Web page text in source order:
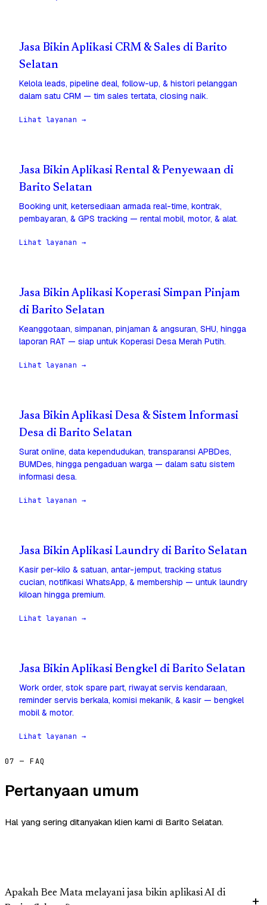
Jasa Bikin Aplikasi CRM & Sales di Barito
Selatan
Kelola leads, pipeline deal, follow-up, & histori pelanggan
dalam satu CRM — tim sales tertata, closing naik.
Lihat layanan →
Jasa Bikin Aplikasi Rental & Penyewaan di
Barito Selatan
Booking unit, ketersediaan armada real-time, kontrak,
pembayaran, & GPS tracking — rental mobil, motor, & alat.
Lihat layanan →
Jasa Bikin Aplikasi Koperasi Simpan Pinjam
di Barito Selatan
Keanggotaan, simpanan, pinjaman & angsuran, SHU, hingga
laporan RAT — siap untuk Koperasi Desa Merah Putih.
Lihat layanan →
Jasa Bikin Aplikasi Desa & Sistem Informasi
Desa di Barito Selatan
Surat online, data kependudukan, transparansi APBDes,
BUMDes, hingga pengaduan warga — dalam satu sistem
informasi desa.
Lihat layanan →
Jasa Bikin Aplikasi Laundry di Barito Selatan
Kasir per-kilo & satuan, antar-jemput, tracking status
cucian, notifikasi WhatsApp, & membership — untuk laundry
kiloan hingga premium.
Lihat layanan →
Jasa Bikin Aplikasi Bengkel di Barito Selatan
Work order, stok spare part, riwayat servis kendaraan,
reminder servis berkala, komisi mekanik, & kasir — bengkel
mobil & motor.
Lihat layanan →
07 — FAQ
Pertanyaan umum
Hal yang sering ditanyakan klien kami di Barito Selatan.
Apakah Bee Mata melayani jasa bikin aplikasi AI di